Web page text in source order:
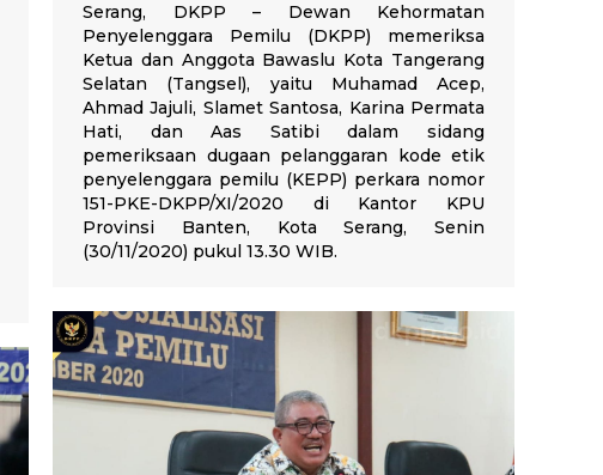
Serang, DKPP – Dewan Kehormatan
Penyelenggara Pemilu (DKPP) memeriksa
Ketua dan Anggota Bawaslu Kota Tangerang
Selatan (Tangsel), yaitu Muhamad Acep,
Ahmad Jajuli, Slamet Santosa, Karina Permata
Hati, dan Aas Satibi dalam sidang
pemeriksaan dugaan pelanggaran kode etik
penyelenggara pemilu (KEPP) perkara nomor
151-PKE-DKPP/XI/2020 di Kantor KPU
Provinsi Banten, Kota Serang, Senin
(30/11/2020) pukul 13.30 WIB.